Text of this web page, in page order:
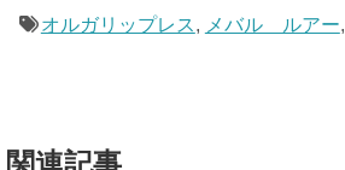
オルガリップレス, メバル ルアー